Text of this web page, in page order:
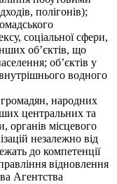
полігонів);
соціальної сфери,
об’єктів, що
об’єктів у
водного
народних
центральних та
органів місцевого
незалежно від
до компетенції
відновлення
Агентства